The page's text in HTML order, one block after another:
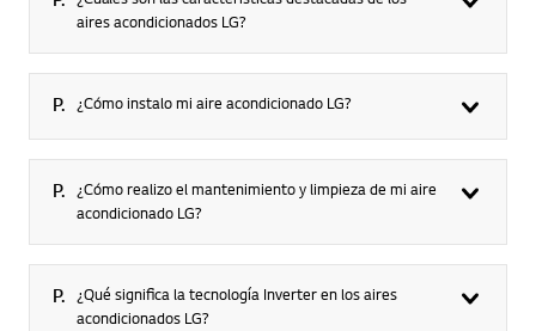
aires acondicionados LG?
P. ¿Cómo instalo mi aire acondicionado LG?
P.
¿Cómo realizo el mantenimiento y limpieza de mi aire
acondicionado LG?
P.
¿Qué significa la tecnología Inverter en los aires
acondicionados LG?